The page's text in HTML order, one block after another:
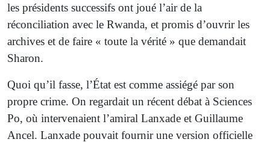
les présidents successifs ont joué l’air de la
réconciliation avec le Rwanda, et promis d’ouvrir les
archives et de faire « toute la vérité » que demandait
Sharon.
Quoi qu’il fasse, l’État est comme assiégé par son
propre crime. On regardait un récent débat à Sciences
Po, où intervenaient l’amiral Lanxade et Guillaume
Ancel. Lanxade pouvait fournir une version officielle